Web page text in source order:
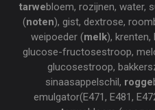
tarwebloem, rozijnen, water,
(noten), gist, dextrose,
weipoeder (melk),
glucose-fructosestroop,
glucosestroop,
sinaasappelschil, rogge
emulgator(E471, E481,